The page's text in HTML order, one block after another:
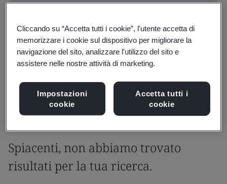
Alcuni corsi fanno parte di un percorso di
qualifica. Sposta il cursore su "Qualifiche" per
visualizzarli.
Formazione
Spiacenti, non abbiamo trovato
risultati per la tua ricerca.
Cliccando su “Accetta tutti i cookie”, l'utente accetta di
memorizzare i cookie sul dispositivo per migliorare la
navigazione del sito, analizzare l'utilizzo del sito e
assistere nelle nostre attività di marketing.
Impostazioni
cookie
Accetta tutti i
cookie